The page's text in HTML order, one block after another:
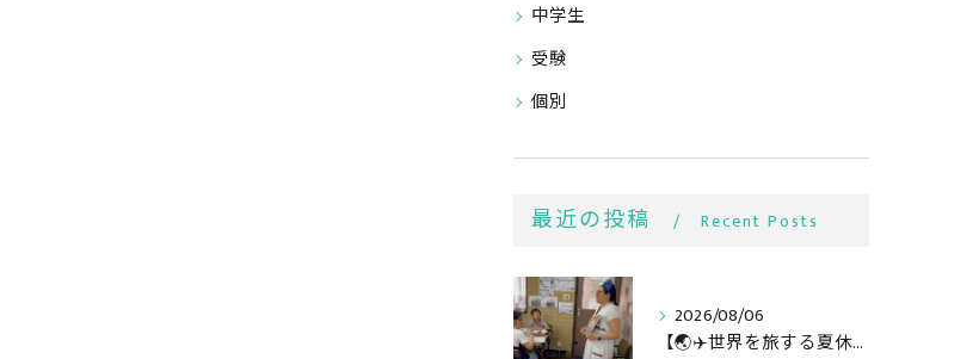
中学生
受験
個別
最近の投稿 Recent Posts
2026/08/06
【🌏✈️世界を旅する夏休み第3弾】